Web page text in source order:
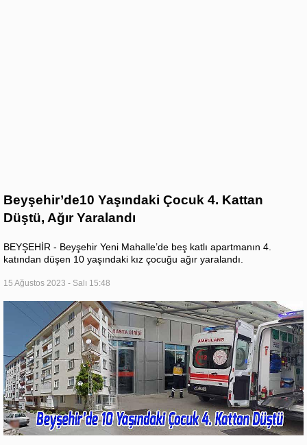
Beyşehir’de10 Yaşındaki Çocuk 4. Kattan
Düştü, Ağır Yaralandı
BEYŞEHİR - Beyşehir Yeni Mahalle’de beş katlı apartmanın 4.
katından düşen 10 yaşındaki kız çocuğu ağır yaralandı.
15 Ağustos 2023 - Salı 15:48